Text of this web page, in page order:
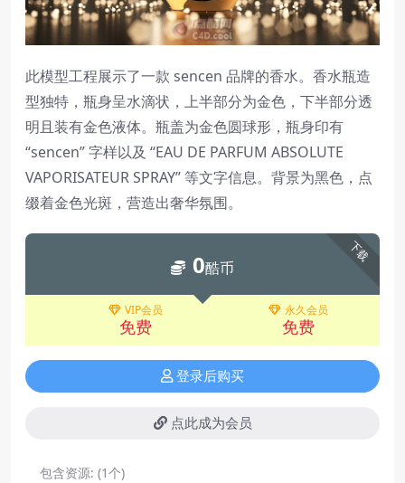
此模型工程展示了一款 sencen 品牌的香水。香水瓶造
型独特，瓶身呈水滴状，上半部分为金色，下半部分透
明且装有金色液体。瓶盖为金色圆球形，瓶身印有
“sencen” 字样以及 “EAU DE PARFUM ABSOLUTE
VAPORISATEUR SPRAY” 等文字信息。背景为黑色，点
缀着金色光斑，营造出奢华氛围。
下载
0酷币
VIP会员
免费
永久会员
免费
登录后购买
点此成为会员
包含资源: (1个)